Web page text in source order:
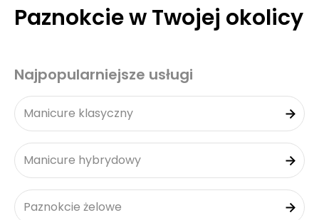
Paznokcie w Twojej okolicy
Najpopularniejsze usługi
Manicure klasyczny
Manicure hybrydowy
Paznokcie żelowe